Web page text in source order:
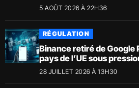
5 AOÛT 2026 À 22H36
RÉGULATION
Binance retiré de Google
pays de l’UE sous
28 JUILLET 2026 À 13H30